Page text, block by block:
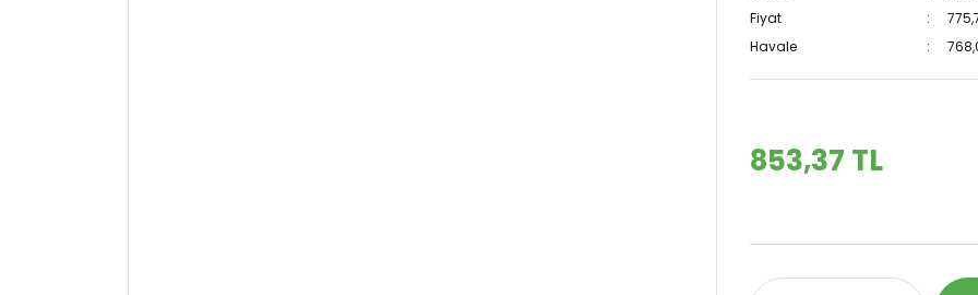
Fiyat
Havale
853,37 TL